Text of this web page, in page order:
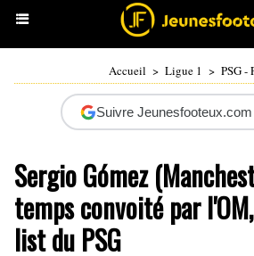
Accueil > Ligue 1 > PSG -
Suivre
Sergio Gómez
temps convoité par
list du PSG